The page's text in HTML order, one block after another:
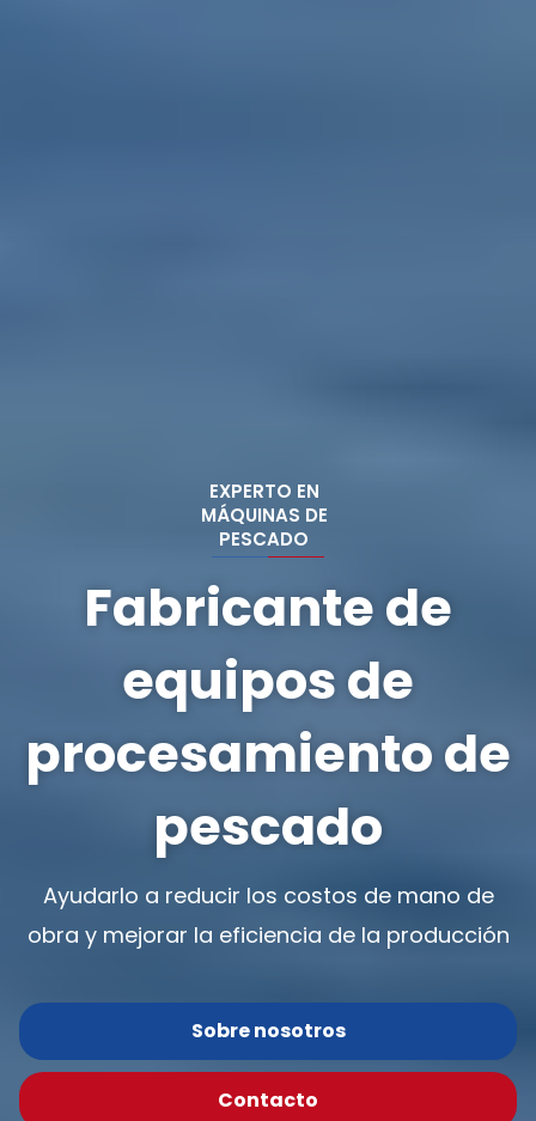
EXPERTO EN
MÁQUINAS DE
PESCADO
Fabricante de
equipos de
procesamiento de
pescado
Ayudarlo a reducir los costos de mano de
obra y mejorar la eficiencia de la producción
Sobre nosotros
Contacto